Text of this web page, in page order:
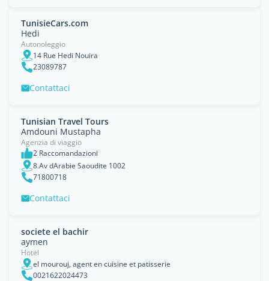
TunisieCars.com
Hedi
Autonoleggio
14 Rue Hedi Nouira
23089787
Contattaci
Tunisian Travel Tours
Amdouni Mustapha
Agenzia di viaggio
2 Raccomandazioni
8.Av dArabie Saoudite 1002
71800718
Contattaci
societe el bachir
aymen
Hotel
el mourouj, agent en cuisine et patisserie
0021622024473